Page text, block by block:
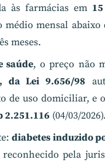
às farmácias em
médio mensal abaixo
meses.
saúde, o preço não
da Lei 9.656/98
de uso domiciliar, e
2.251.116(04/03/2026).
diabetes induzido
reconhecido pela